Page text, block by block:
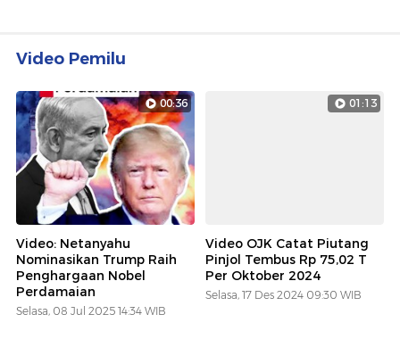
Video Pemilu
00:36
Video: Netanyahu
Nominasikan Trump Raih
Penghargaan Nobel
Perdamaian
Selasa, 08 Jul 2025 14:34 WIB
01:13
Video OJK Catat Piutang
Pinjol Tembus Rp 75,02 T
Per Oktober 2024
Selasa, 17 Des 2024 09:30 WIB